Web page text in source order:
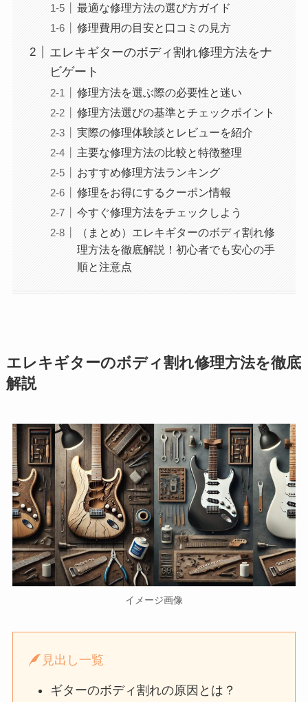
最適な修理方法の選び方ガイド
修理費用の目安と口コミの見方
エレキギターのボディ割れ修理方法をナ
ビゲート
修理方法を選ぶ際の必要性と迷い
修理方法選びの基準とチェックポイント
実際の修理体験談とレビューを紹介
主要な修理方法の比較と特徴整理
おすすめ修理方法ランキング
修理をお得にするクーポン情報
今すぐ修理方法をチェックしよう
（まとめ）エレキギターのボディ割れ修
理方法を徹底解説！初心者でも安心の手
順と注意点
エレキギターのボディ割れ修理方法を徹底
解説
イメージ画像
見出し一覧
ギターのボディ割れの原因とは？